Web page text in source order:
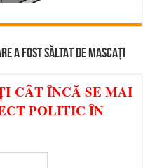
A FOST SĂLTAT DE MASCAȚI
CÂT ÎNCĂ SE MAI
POLITIC ÎN